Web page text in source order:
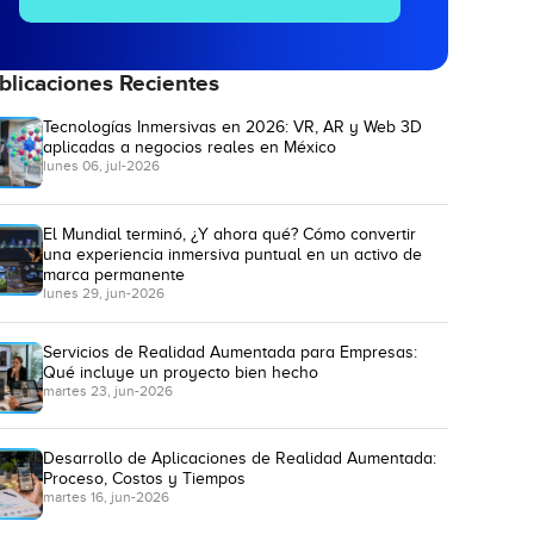
Recientes
Tecnologías Inmersivas en 2026: VR, AR y Web 3D
aplicadas a negocios reales en México
lunes 06, jul-2026
El Mundial terminó, ¿Y ahora qué? Cómo convertir
una experiencia inmersiva puntual en un activo de
marca permanente
lunes 29, jun-2026
Servicios de Realidad Aumentada para Empresas:
Qué incluye un proyecto bien hecho
martes 23, jun-2026
Desarrollo de Aplicaciones de Realidad Aumentada:
Proceso, Costos y Tiempos
martes 16, jun-2026